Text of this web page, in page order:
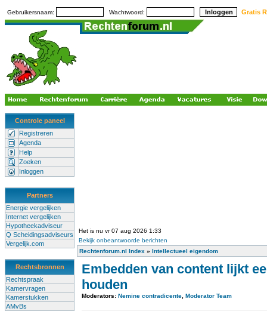
Gebruikersnaam: Wachtwoord: Gratis
Controle paneel
Registreren
Agenda
Help
Zoeken
Inloggen
Partners
Energie vergelijken
Internet vergelijken
Hypotheekadviseur
Q Scheidingsadviseurs
Vergelijk.com
Rechtsbronnen
Rechtspraak
Kamervragen
Kamerstukken
AMvBs
Het is nu vr 07 aug 2026 1:33
Bekijk onbeantwoorde berichten
Rechtenforum.nl Index » Intellectueel eigendom
Embedden van content lijkt
houden
Moderators: Nemine contradicente Moderator Team